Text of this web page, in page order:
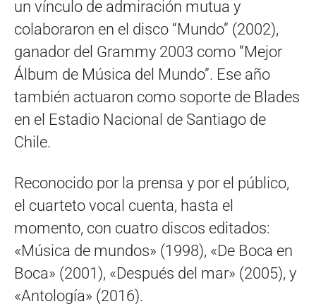
un vínculo de admiración mutua y
colaboraron en el disco “Mundo” (2002),
ganador del Grammy 2003 como “Mejor
Álbum de Música del Mundo”. Ese año
también actuaron como soporte de Blades
en el Estadio Nacional de Santiago de
Chile.
Reconocido por la prensa y por el público,
el cuarteto vocal cuenta, hasta el
momento, con cuatro discos editados:
«Música de mundos» (1998), «De Boca en
Boca» (2001), «Después del mar» (2005), y
«Antología» (2016).